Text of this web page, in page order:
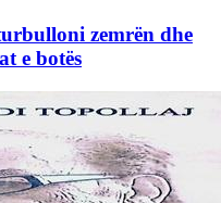
zemrën dhe
e botës